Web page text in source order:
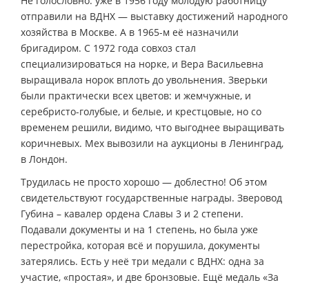
отправили на ВДНХ — выставку достижений народного
хозяйства в Москве. А в 1965-м её назначили
бригадиром. С 1972 года совхоз стал
специализироваться на норке, и Вера Васильевна
выращивала норок вплоть до увольнения. Зверьки
были практически всех цветов: и жемчужные, и
серебристо-голубые, и белые, и крестцовые, но со
временем решили, видимо, что выгоднее выращивать
коричневых. Мех вывозили на аукционы в Ленинград,
в Лондон.
Трудилась не просто хорошо — доблестно! Об этом
свидетельствуют государственные награды. Зверовод
Губина – кавалер ордена Славы 3 и 2 степени.
Подавали документы и на 1 степень, но была уже
перестройка, которая всё и порушила, документы
затерялись. Есть у неё три медали с ВДНХ: одна за
участие, «простая», и две бронзовые. Ещё медаль «За